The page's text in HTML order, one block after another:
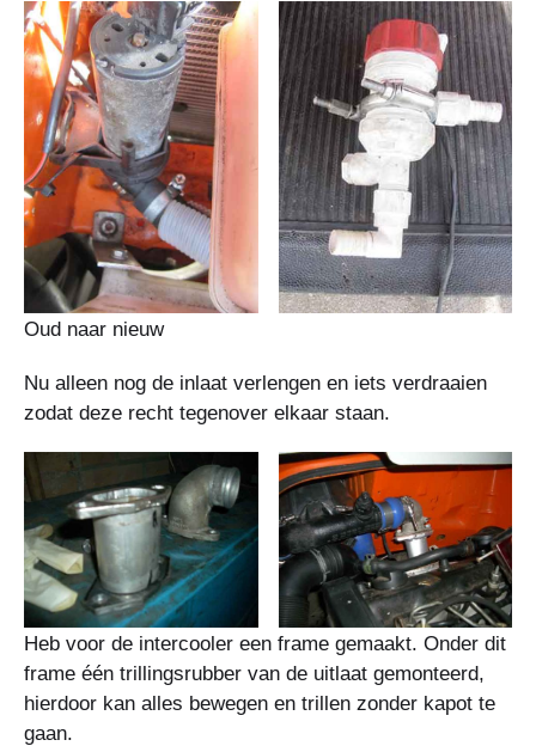
Oud naar nieuw
Nu alleen nog de inlaat verlengen en iets verdraaien
zodat deze recht tegenover elkaar staan.
Heb voor de intercooler een frame gemaakt. Onder dit
frame één trillingsrubber van de uitlaat gemonteerd,
hierdoor kan alles bewegen en trillen zonder kapot te
gaan.